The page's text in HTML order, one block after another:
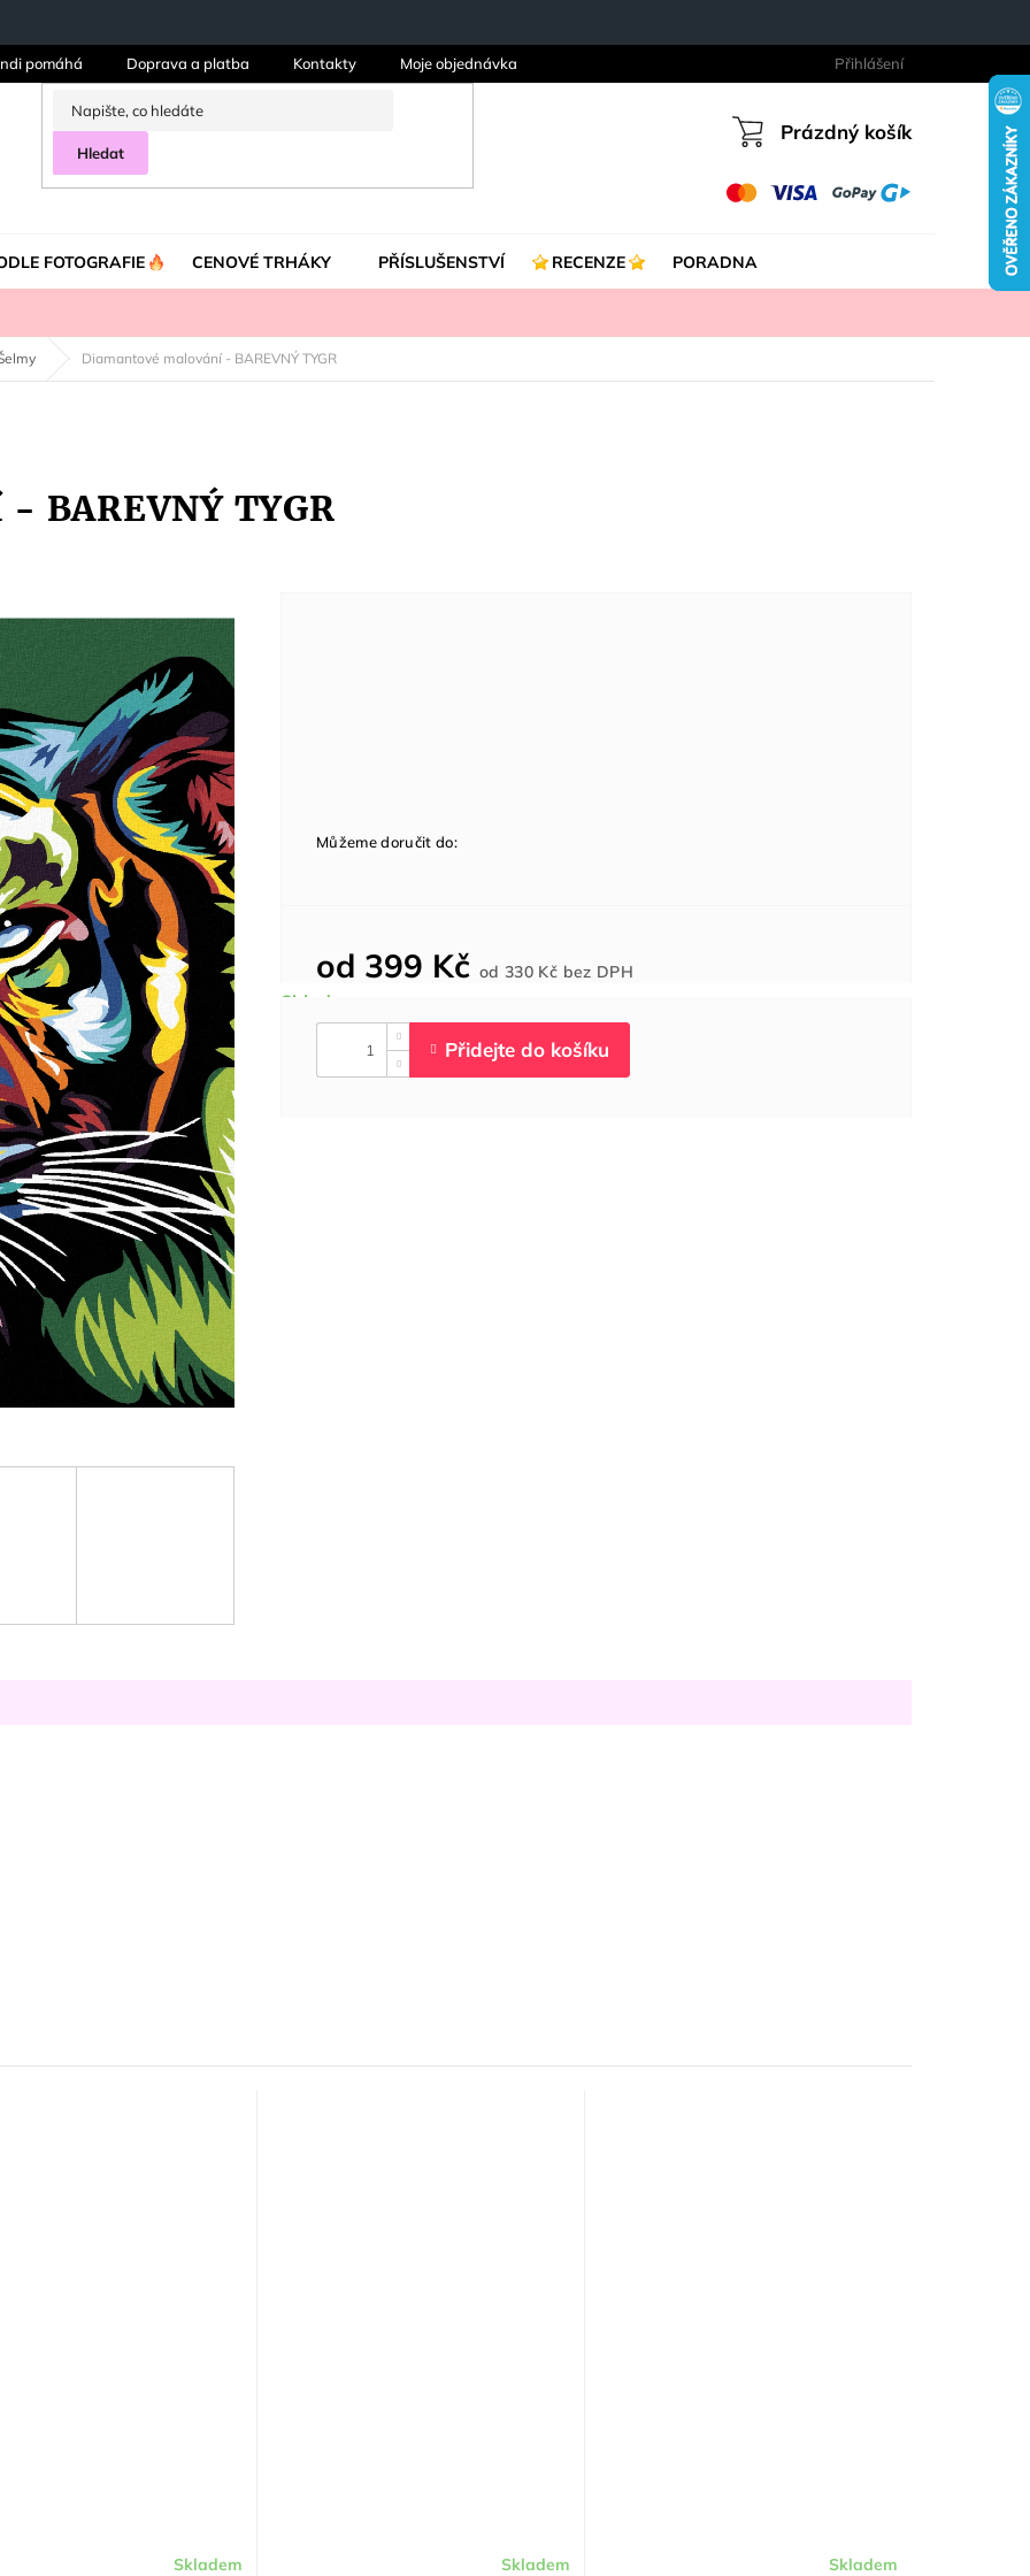
pomáhá Doprava a platba Kontakty Moje objednávka Přihlášení
Hledat
Nákupní
Prázdný košík
FOTOGRAFIE CENOVÉ TRHÁKY PŘÍSLUŠENSTVÍ RECENZE PORADNA
Diamantové malování - BAREVNÝ TYGR
BAREVNÝ TYGR
od 399 Kč od330 Kč bez DPHcena:
Můžeme doručit do:
Skladem Skladem Skladem